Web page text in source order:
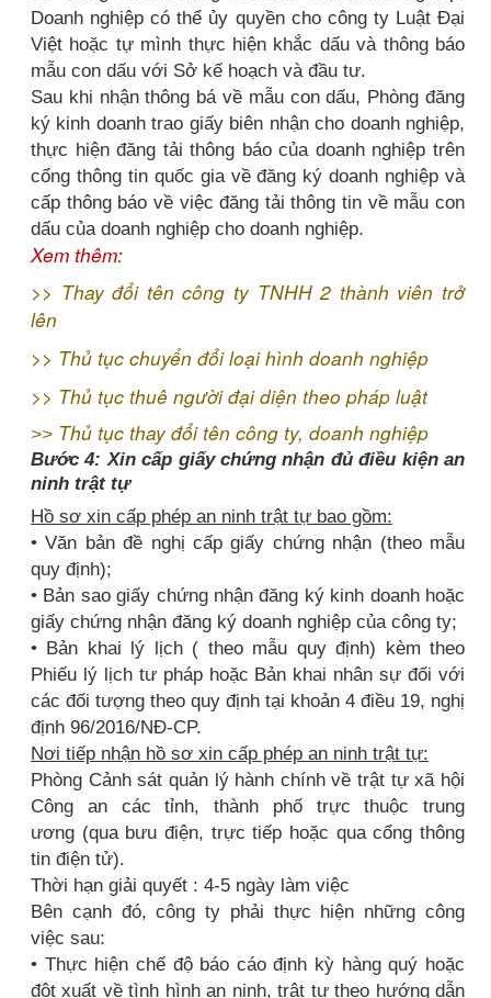
Doanh nghiệp có thể ủy quyền cho công ty Luật Đại
Việt hoặc tự mình thực hiện khắc dấu và thông báo
mẫu con dấu với Sở kế hoạch và đầu tư.
Sau khi nhận thông bá về mẫu con dấu, Phòng đăng
ký kinh doanh trao giấy biên nhận cho doanh nghiệp,
thực hiện đăng tải thông báo của doanh nghiệp trên
cổng thông tin quốc gia về đăng ký doanh nghiệp và
cấp thông báo về việc đăng tải thông tin về mẫu con
dấu của doanh nghiệp cho doanh nghiệp.
Xem thêm:
>> Thay đổi tên công ty TNHH 2 thành viên trở
lên
>> Thủ tục chuyển đổi loại hình doanh nghiệp
>> Thủ tục thuê người đại diện theo pháp luật
>> Thủ tục thay đổi tên công ty, doanh nghiệp
Bước 4: Xin cấp giấy chứng nhận đủ điều kiện an
ninh trật tự
Hồ sơ xin cấp phép an ninh trật tự bao gồm:
• Văn bản đề nghị cấp giấy chứng nhận (theo mẫu
quy định);
• Bản sao giấy chứng nhận đăng ký kinh doanh hoặc
giấy chứng nhận đăng ký doanh nghiệp của công ty;
• Bản khai lý lịch ( theo mẫu quy định) kèm theo
Phiếu lý lịch tư pháp hoặc Bản khai nhân sự đối với
các đối tượng theo quy định tại khoản 4 điều 19, nghị
định 96/2016/NĐ-CP.
Nơi tiếp nhận hồ sơ xin cấp phép an ninh trật tự:
Phòng Cảnh sát quản lý hành chính về trật tự xã hội
Công an các tỉnh, thành phố trực thuộc trung
ương (qua bưu điện, trực tiếp hoặc qua cổng thông
tin điện tử).
Thời hạn giải quyết : 4-5 ngày làm việc
Bên cạnh đó, công ty phải thực hiện những công
việc sau:
• Thực hiện chế độ báo cáo định kỳ hàng quý hoặc
đột xuất về tình hình an ninh, trật tự theo hướng dẫn